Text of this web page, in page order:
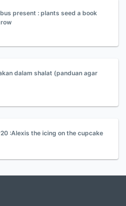
present : plants seed a book
dalam shalat (panduan agar
:Alexis the icing on the cupcake